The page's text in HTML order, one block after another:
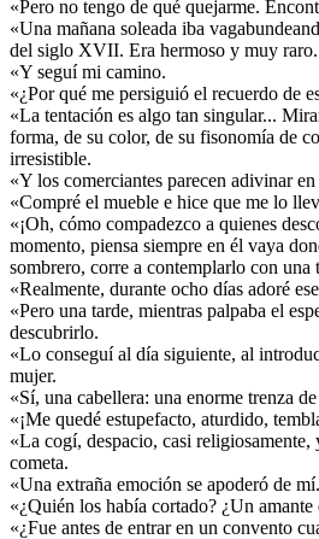
«Pero no tengo de qué quejarme.
«Una mañana soleada iba
del siglo XVII. Era hermoso y muy
«Y seguí mi camino.
«¿Por qué me persiguió el recuerdo de
«La tentación es algo tan singular...
forma, de su color, de su fisonomía de
irresistible.
«Y los comerciantes parecen adivinar
«Compré el mueble e hice que me lo
«¡Oh, cómo compadezco a quienes
momento, piensa siempre en él vaya
sombrero, corre a contemplarlo con una
«Realmente, durante ocho días adoré
«Pero una tarde, mientras palpaba el
descubrirlo.
«Lo conseguí al día siguiente, al
mujer.
«Sí, una cabellera: una enorme trenza
«¡Me quedé estupefacto, aturdido,
«La cogí, despacio, casi
cometa.
«Una extraña emoción se apoderó de
«¿Quién los había cortado? ¿Un
«¿Fue antes de entrar en un convento